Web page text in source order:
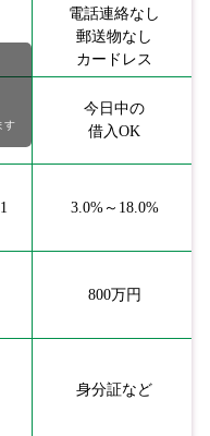
電話連絡なし
郵送物なし
カードレス
今日中の
借入OK
3.0%～18.0%
800万円
身分証など
す